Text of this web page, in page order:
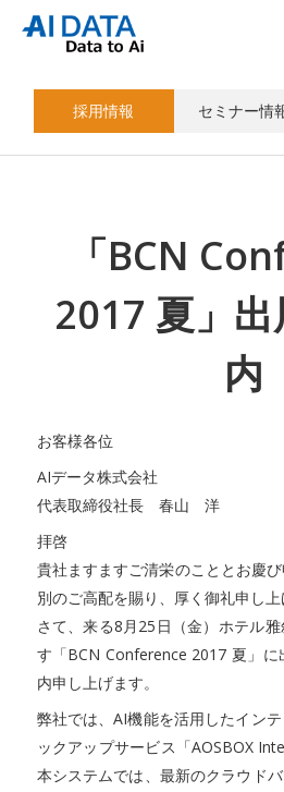
採用情報 セミナー情
「BCN
2017 夏」
内
お客様各位
AIデータ株式会社
代表取締役社長 春山 洋
拝啓
貴社ますますご清栄のこととお慶
別のご高配を賜り、厚く御礼申し上
さて、来る8月25日（金）ホテル
す「BCN Conference 2017 夏」
内申し上げます。
弊社では、AI機能を活用したイン
ックアップサービス「AOSBOX
本システムでは、最新のクラウド